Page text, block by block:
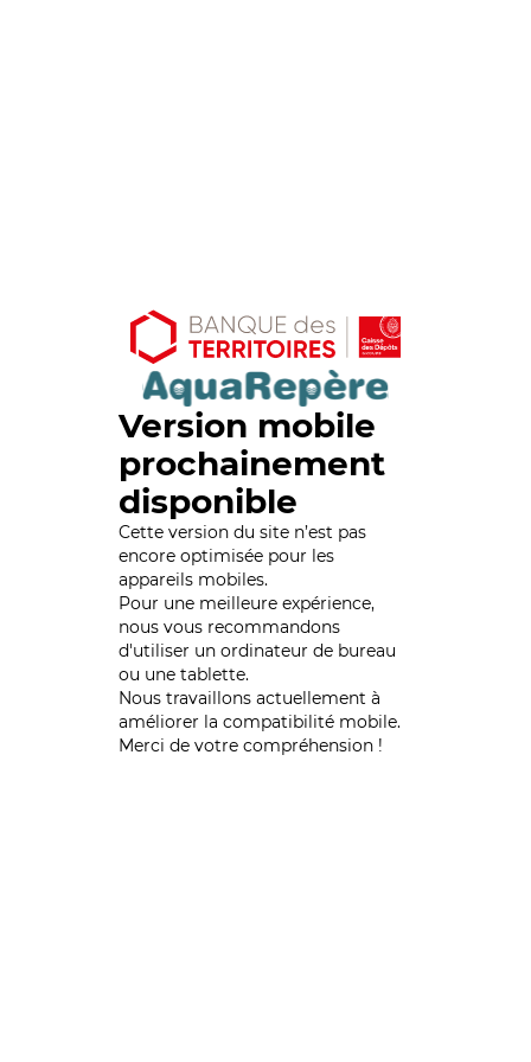
Version mobile
prochainement
disponible
Cette version du site n’est pas
encore optimisée pour les
appareils mobiles.
Pour une meilleure expérience,
nous vous recommandons
d'utiliser un ordinateur de bureau
ou une tablette.
Nous travaillons actuellement à
améliorer la compatibilité mobile.
Merci de votre compréhension !